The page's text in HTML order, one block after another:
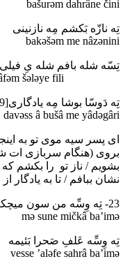
bašurәm dahrâne čini
bakәšәm me nâzәnini
davәss â bušâ me yâdәgâri
ای پسر سیه موی تو به
بروی (هنگام سربازی ات
بشویم / ناز تو را بکشم که
نشان ببافم / تا به یادگار
mә sune mičkâ ba’imә
vesse ’alәfe sahrâ ba’imә